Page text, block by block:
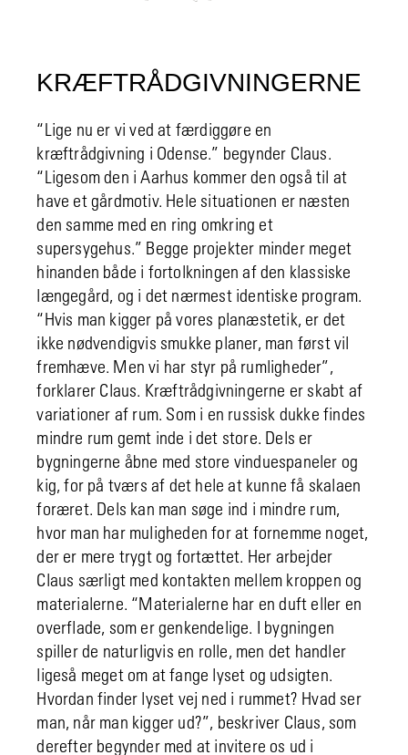
KRÆFTRÅDGIVNINGERNE
“Lige nu er vi ved at færdiggøre en
kræftrådgivning i Odense.” begynder Claus.
“Ligesom den i Aarhus kommer den også til at
have et gårdmotiv. Hele situationen er næsten
den samme med en ring omkring et
supersygehus.” Begge projekter minder meget
hinanden både i fortolkningen af den klassiske
længegård, og i det nærmest identiske program.
“Hvis man kigger på vores planæstetik, er det
ikke nødvendigvis smukke planer, man først vil
fremhæve. Men vi har styr på rumligheder”,
forklarer Claus. Kræftrådgivningerne er skabt af
variationer af rum. Som i en russisk dukke findes
mindre rum gemt inde i det store. Dels er
bygningerne åbne med store vinduespaneler og
kig, for på tværs af det hele at kunne få skalaen
foræret. Dels kan man søge ind i mindre rum,
hvor man har muligheden for at fornemme noget,
der er mere trygt og fortættet. Her arbejder
Claus særligt med kontakten mellem kroppen og
materialerne. “Materialerne har en duft eller en
overflade, som er genkendelige. I bygningen
spiller de naturligvis en rolle, men det handler
ligeså meget om at fange lyset og udsigten.
Hvordan finder lyset vej ned i rummet? Hvad ser
man, når man kigger ud?”, beskriver Claus, som
derefter begynder med at invitere os ud i